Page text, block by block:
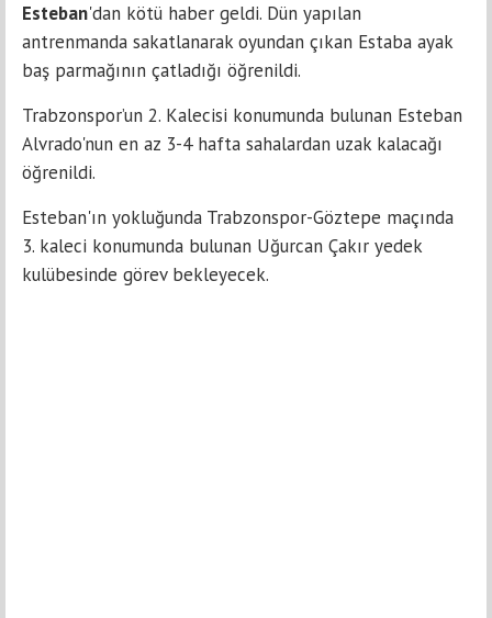
Esteban'dan kötü haber geldi. Dün yapılan
antrenmanda sakatlanarak oyundan çıkan Estaba ayak
baş parmağının çatladığı öğrenildi.
Trabzonspor’un 2. Kalecisi konumunda bulunan Esteban
Alvrado'nun en az 3-4 hafta sahalardan uzak kalacağı
öğrenildi.
Esteban'ın yokluğunda Trabzonspor-Göztepe maçında
3. kaleci konumunda bulunan Uğurcan Çakır yedek
kulübesinde görev bekleyecek.